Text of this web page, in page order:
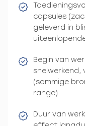
capsules
geleverd in
Begin van
snelwerkend,
(sommige
range).
Duur van